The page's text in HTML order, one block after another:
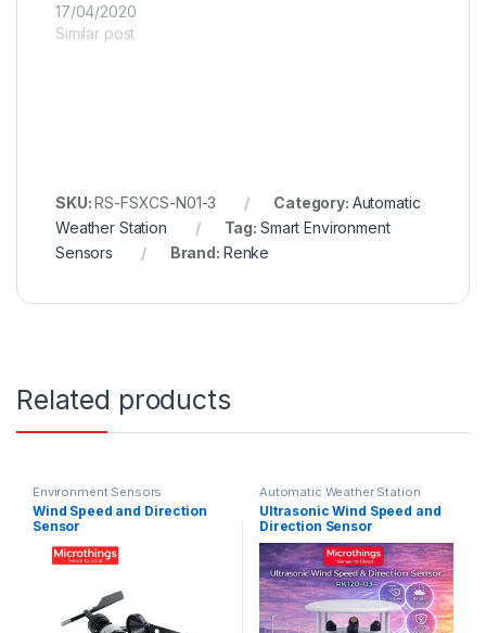
17/04/2020
Similar post
SKU:RS-FSXCS-N01-3 Category: Automatic
Weather Station
Tag: Smart Environment
Sensors
Brand: Renke
Related products
Environment Sensors
Wind Speed and Direction
Sensor
Automatic Weather Station
Ultrasonic Wind Speed and
Direction Sensor